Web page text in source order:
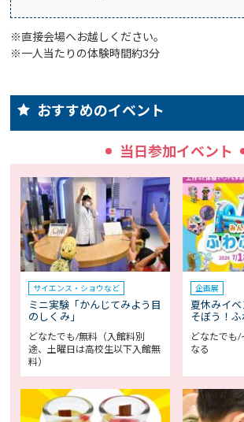
※直接会場へお越しください。
※一人当たりの体験時間約3分
おすすめのイベント
当日参加イベント
サイエンス・ショウなど
ミニ実験「かんじてみよう目
のしくみ」
どなたでも/無料（入館料別
途、土曜日は高校生以下入館無
料）
企画展
夏休みイ
そぼう！ふ
どなたでも
なる